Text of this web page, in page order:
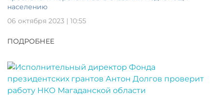
населению
06 октября 2023 | 10:55
ПОДРОБНЕЕ